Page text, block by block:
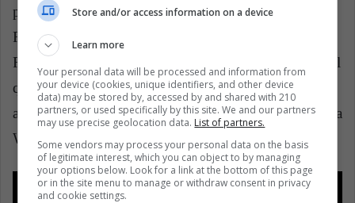
propio sello discográfico llamado DoggyStyle
Records. Alcanzó la mayor fama de la mano de Death
Row Records con su álbum G-Funk
en el
que rapeaba sobre sus procesos judiciales, sobre ser
arrestado, su vida de gángster y sobre, claro, la disputa
West Coast vs. East Coast.
Store and/or access information on a device
Learn more
Your personal data will be processed and information from
your device (cookies, unique identifiers, and other device
data) may be stored by, accessed by and shared with 210
partners, or used specifically by this site. We and our partners
may use precise geolocation data. List of partners.
Some vendors may process your personal data on the basis
of legitimate interest, which you can object to by managing
your options below. Look for a link at the bottom of this page
or in the site menu to manage or withdraw consent in privacy
and cookie settings.